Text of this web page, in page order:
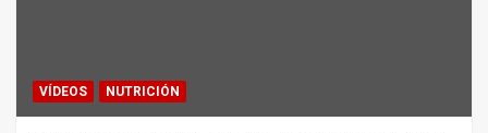
VÍDEOS NUTRICIÓN